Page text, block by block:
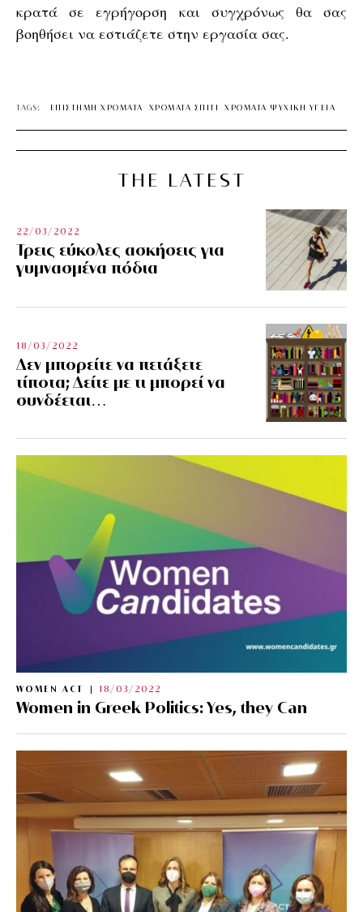
κρατά σε εγρήγορση και συγχρόνως θα σας
βοηθήσει να εστιάζετε στην εργασία σας.
TAGS: ΕΠΙΣΤΗΜΗ ΧΡΩΜΑΤΑ ΧΡΩΜΑΤΑ ΣΠΙΤΙ ΧΡΩΜΑΤΑ ΨΥΧΙΚΗ ΥΓΕΙΑ
THE LATEST
22/03/2022
Τρεις εύκολες ασκήσεις για
γυμνασμένα πόδια
18/03/2022
Δεν μπορείτε να πετάξετε
τίποτα; Δείτε με τι μπορεί να
συνδέεται…
WOMEN ACT 18/03/2022
Women in Greek Politics: Yes, they Can